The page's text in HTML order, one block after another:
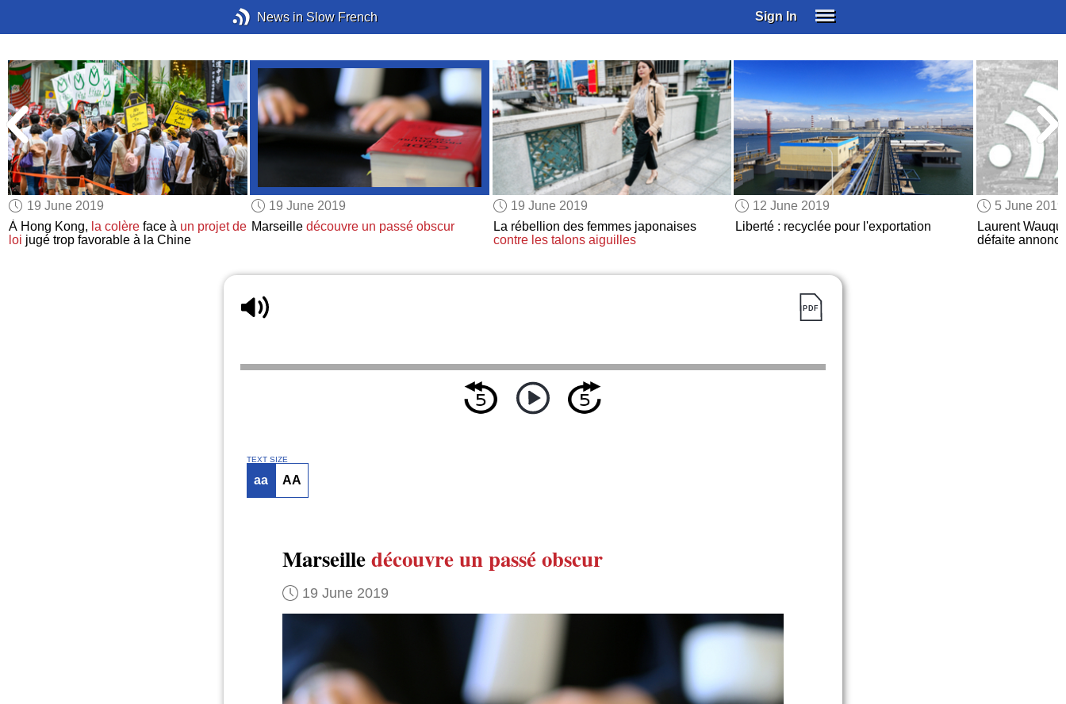
News in Slow French Sign In
SUBSCRIBE
EDUCATIONAL LICENSES
GIFT CARDS
OTHER LANGUAGES
ABOUT US
ALEXA
ADJUST COLORS
19 June 2019
À Hong Kong, la colère face à un projet de
loi jugé trop favorable à la Chine
19 June 2019
Marseille découvre un passé obscur
19 June 2019
La rébellion des femmes japonaises
contre les talons aiguilles
12 June 2019
Liberté : recyclée pour l'exportation
5 June 2019
Laurent
défaite
TEXT SIZE
aa AA
Marseilledécouvre un passé obscur
19 June 2019